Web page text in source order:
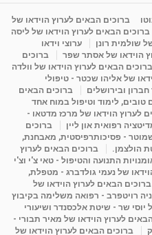
09:12
הפנימי
ברוכים הבאים לערוץ הוידאו של
ברוכים הבאים לערוץ הוידאו של ליסה
שולמית רונן
ערוצי וידאו
הוידאו של אסתר שפר
ברוכים
ברוכים הבאים לערוץ הוידאו של וולדה
של אליהו שכטר - טיפולי
ובירושלים
ברוכים הבאים
טובים, לימוד וטיפול במוח אחד
לערוץ הוידאו של מרכז מדטאו -
רפואית און ליין
ברוכים
- פסיכותרפיסטית, מאבחנת,
הולצמן.
ברוכים הבאים לערוץ
התנועה והטיפול - טאי צ'י וצ'י
של נעמי גולדברג - מטפלת,
ברוכים הבאים לערוץ הוידאו של
רויטפרב - רפואה משלימה בקיבוץ
יוסי שר - שיטת אלכסנדר ושיעורי
לערוץ הוידאו של מאיר תבורי -
ברוכים הבאים לערוץ הוידאו של